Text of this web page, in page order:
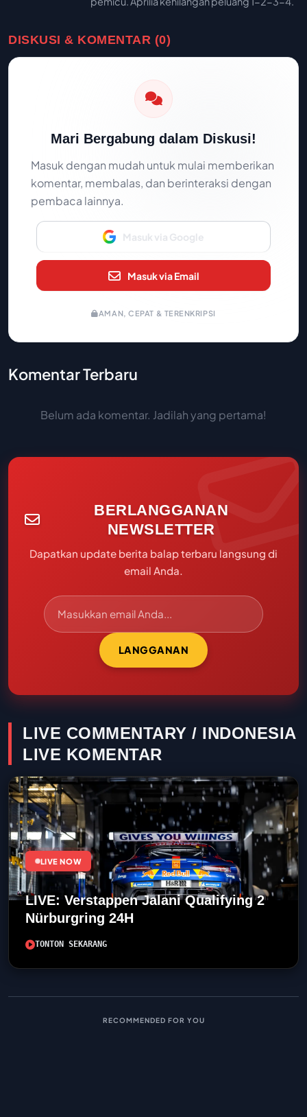
DISKUSI & KOMENTAR (0)
Mari Bergabung dalam Diskusi!
Masuk dengan mudah untuk mulai memberikan
komentar, membalas, dan berinteraksi dengan
pembaca lainnya.
Masuk via Google
Masuk via Email
AMAN, CEPAT & TERENKRIPSI
Komentar Terbaru
Belum ada komentar. Jadilah yang pertama!
BERLANGGANAN
NEWSLETTER
Dapatkan update berita balap terbaru langsung di
email Anda.
LANGGANAN
LIVE COMMENTARY / INDONESIA
LIVE KOMENTAR
LIVE NOW
LIVE: Verstappen Jalani Qualifying 2
Nürburgring 24H
TONTON SEKARANG
RECOMMENDED FOR YOU